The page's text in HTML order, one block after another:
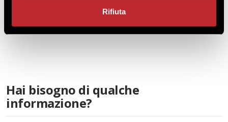
Rifiuta
formazione@artigianibg.com | 035.274.307
Hai bisogno di qualche
informazione?